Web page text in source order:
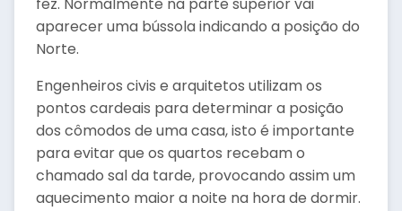
aparecer uma bússola indicando a posição do
Norte.
Engenheiros civis e arquitetos utilizam os
pontos cardeais para determinar a posição
dos cômodos de uma casa, isto é importante
para evitar que os quartos recebam o
chamado sal da tarde, provocando assim um
aquecimento maior a noite na hora de dormir.